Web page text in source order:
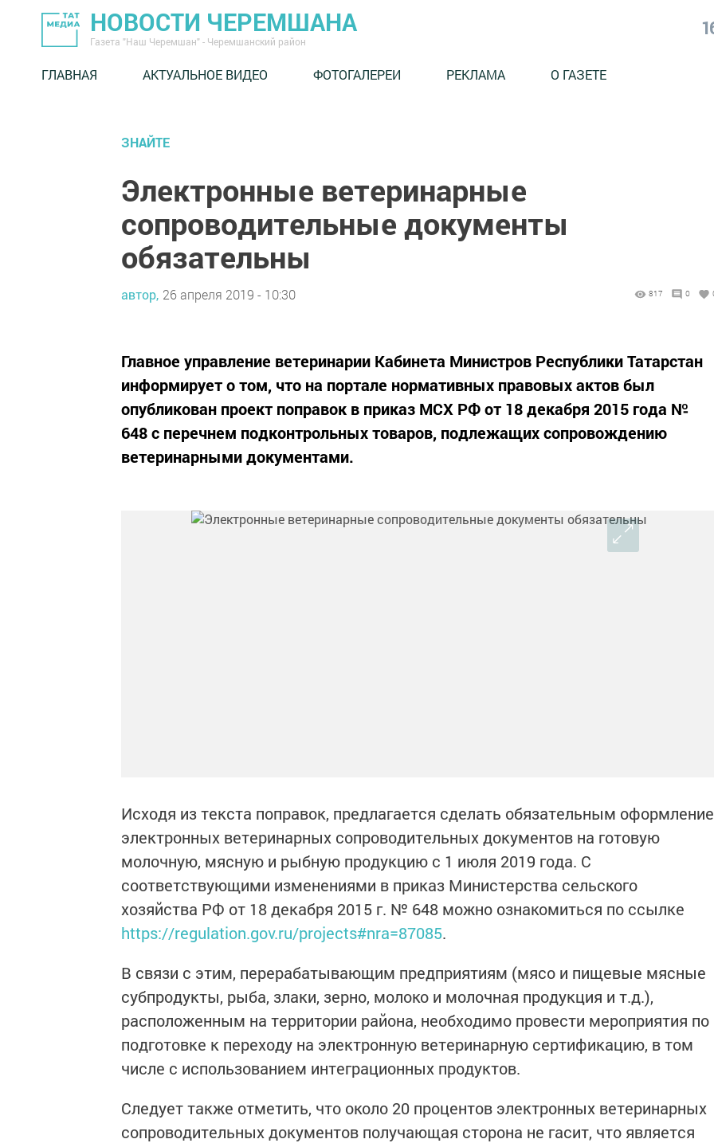
НОВОСТИ ЧЕРЕМШАНА
Газета "Наш Черемшан" - Черемшанский район
ГЛАВНАЯ АКТУАЛЬНОЕ ВИДЕО ФОТОГАЛЕРЕИ РЕКЛАМА О ГАЗЕТЕ
ЗНАЙТЕ
Электронные ветеринарные
сопроводительные документы
обязательны
автор, 26 апреля 2019 - 10:30 817 0
Главное управление ветеринарии Кабинета Министров Республики Татарстан
информирует о том, что на портале нормативных правовых актов был
опубликован проект поправок в приказ МСХ РФ от 18 декабря 2015 года №
648 с перечнем подконтрольных товаров, подлежащих сопровождению
ветеринарными документами.
Исходя из текста поправок, предлагается сделать обязательным оформление
электронных ветеринарных сопроводительных документов на готовую
молочную, мясную и рыбную продукцию с 1 июля 2019 года. С
соответствующими изменениями в приказ Министерства сельского
хозяйства РФ от 18 декабря 2015 г. № 648 можно ознакомиться по ссылке
https://regulation.gov.ru/projects#nra=87085.
В связи с этим, перерабатывающим предприятиям (мясо и пищевые мясные
субпродукты, рыба, злаки, зерно, молоко и молочная продукция и т.д.),
расположенным на территории района, необходимо провести мероприятия по
подготовке к переходу на электронную ветеринарную сертификацию, в том
числе с использованием интеграционных продуктов.
Следует также отметить, что около 20 процентов электронных ветеринарных
сопроводительных документов получающая сторона не гасит, что является